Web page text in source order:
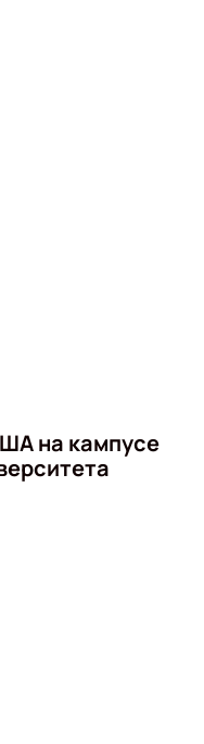
на кампусе